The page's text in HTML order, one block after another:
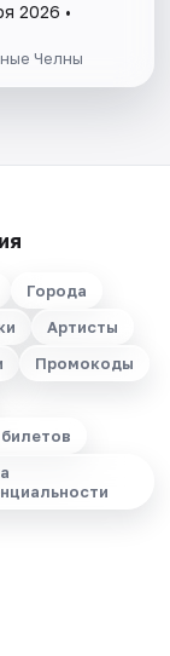
2026 •
Челны
Города
Артисты
Промокоды